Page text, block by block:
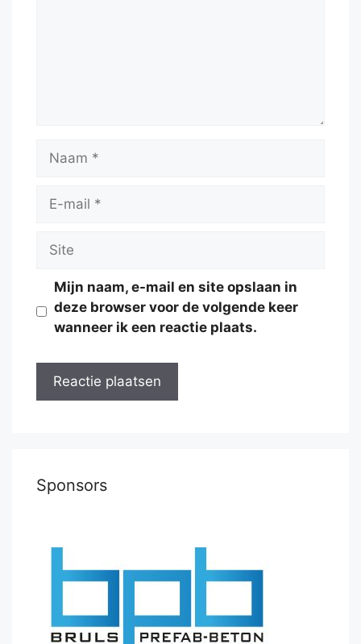
Naam
Site
Mijn naam, e-mail en site opslaan in
deze browser voor de volgende keer
wanneer ik een reactie plaats.
Sponsors